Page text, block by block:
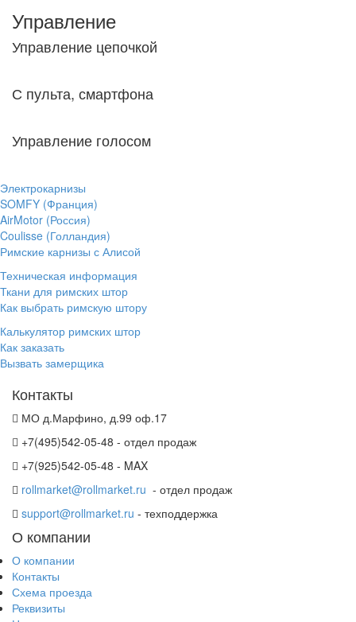
Управление
Управление цепочкой
С пульта, смартфона
Управление голосом
Электрокарнизы
SOMFY (Франция)
AirMotor (Россия)
Coulisse (Голландия)
Римские карнизы с Алисой
Техническая информация
Ткани для римских штор
Как выбрать римскую штору
Калькулятор римских штор
Как заказать
Вызвать замерщика
Контакты
МО д.Марфино, д.99 оф.17
+7(495)542-05-48 - отдел продаж
+7(925)542-05-48 - MAX
rollmarket@rollmarket.ru - отдел продаж
support@rollmarket.ru - техподдержка
О компании
О компании
Контакты
Схема проезда
Реквизиты